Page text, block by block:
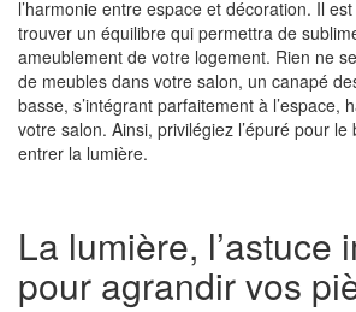
l’harmonie entre espace et décoration. Il
trouver un équilibre qui permettra de
ameublement de votre logement. Rien ne
de meubles dans votre salon, un canapé
basse, s’intégrant parfaitement à l’espace,
votre salon. Ainsi, privilégiez l’épuré pour
entrer la lumière.
La lumière, l’astuce
pour agrandir vos